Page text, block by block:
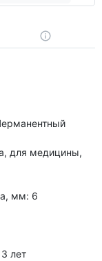
для медицины,
мм: 6
лет